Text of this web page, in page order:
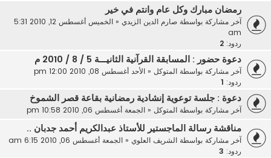
رمضان مبارك وكل عام وانتم في خير
آخر مشاركة بواسطة صارم الدين الزيدي«
الخميس أغسطس 12, 2010 5:31
am
ردود: 2
دعوة حضور : المسابقة القرآنية الثانيـــة 5 / 8 / 2010 م
آخر مشاركة بواسطة المتوكل « الأحد أغسطس 08, 2010 12:00 pm
ردود:
دعوة : جلسة توعوية إنشادية رمضانية بقاعة قصر الشموخ
آخر مشاركة بواسطة المتوكل « الجمعة أغسطس 06, 2010 10:58 pm
مناقشة رسالة الماجستير للأستاذ عبدالكريم أحمد جدبان ..
آخر مشاركة بواسطة الشريف العلوي« الجمعة أغسطس 06, 2010 6:15 am
ردود: 3